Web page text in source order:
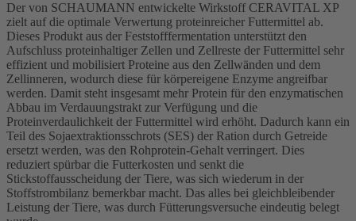
Der von SCHAUMANN entwickelte Wirkstoff CERAVITAL XP
zielt auf die optimale Verwertung proteinreicher Futtermittel ab.
Dieses Produkt aus der Feststofffermentation unterstützt den
Aufschluss proteinhaltiger Zellen und Zellreste der Futtermittel sehr
effizient und mobilisiert Proteine aus den Zellwänden und dem
Zellinneren, wodurch diese für körpereigene Enzyme angreifbar
werden. Damit steht insgesamt mehr Protein für den enzymatischen
Abbau im Verdauungstrakt zur Verfügung und die
Proteinverdaulichkeit der Futtermittel wird erhöht. Dadurch kann ein
Teil des Sojaextraktionsschrots (SES) der Ration durch Getreide
ersetzt werden, was den Rohprotein-Gehalt verringert. Dies
reduziert spürbar die Futterkosten und senkt die
Stickstoffausscheidung der Tiere, was sich wiederum in der
Stoffstrombilanz bemerkbar macht. Das alles bei gleichbleibender
Leistung der Tiere, was durch Fütterungsversuche eindeutig belegt